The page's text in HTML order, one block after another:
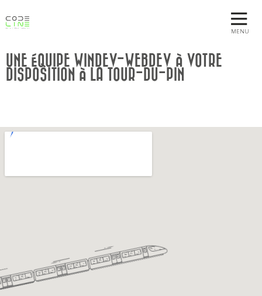
MENU
UNE ÉQUIPE WINDEV-WEBDEV À VOTRE
DISPOSITION À LA TOUR-DU-PIN